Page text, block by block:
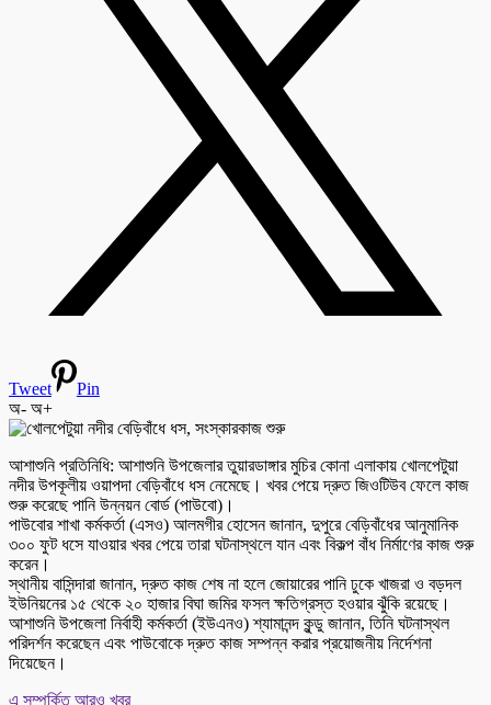
Tweet
Pin
অ- অ+
আশাশুনি প্রতিনিধি: আশাশুনি উপজেলার তুয়ারডাঙ্গার মুচির কোনা এলাকায় খোলপেটুয়া
নদীর উপকূলীয় ওয়াপদা বেড়িবাঁধে ধস নেমেছে। খবর পেয়ে দ্রুত জিওটিউব ফেলে কাজ
শুরু করেছে পানি উন্নয়ন বোর্ড (পাউবো)।
পাউবোর শাখা কর্মকর্তা (এসও) আলমগীর হোসেন জানান, দুপুরে বেড়িবাঁধের আনুমানিক
৩০০ ফুট ধসে যাওয়ার খবর পেয়ে তারা ঘটনাস্থলে যান এবং বিকল্প বাঁধ নির্মাণের কাজ শুরু
করেন।
স্থানীয় বাসিন্দারা জানান, দ্রুত কাজ শেষ না হলে জোয়ারের পানি ঢুকে খাজরা ও বড়দল
ইউনিয়নের ১৫ থেকে ২০ হাজার বিঘা জমির ফসল ক্ষতিগ্রস্ত হওয়ার ঝুঁকি রয়েছে।
আশাশুনি উপজেলা নির্বাহী কর্মকর্তা (ইউএনও) শ্যামানন্দ কুন্ডু জানান, তিনি ঘটনাস্থল
পরিদর্শন করেছেন এবং পাউবোকে দ্রুত কাজ সম্পন্ন করার প্রয়োজনীয় নির্দেশনা
দিয়েছেন।
এ সম্পর্কিত আরও খবর